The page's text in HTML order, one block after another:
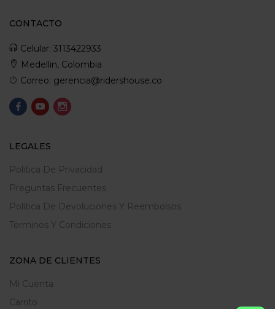
CONTACTO
Celular: 3113422933
Medellin, Colombia
Correo: gerencia@ridershouse.co
LEGALES
Politica De Privacidad
Preguntas Frecuentes
Política De Devoluciones Y Reembolsos
Terminos Y Condiciones
ZONA DE CLIENTES
Mi Cuenta
Carrito